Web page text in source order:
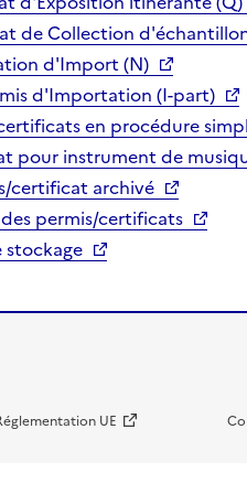
de Collection
d'Import (N)
d'Importation (I-part)
en procédure
pour instrument de
certificat archivé
permis/certificats
stockage
UE